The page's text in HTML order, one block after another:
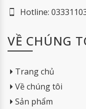
Hotline:
VỀ CHÚNG
Trang chủ
Về chúng tôi
Sản phẩm